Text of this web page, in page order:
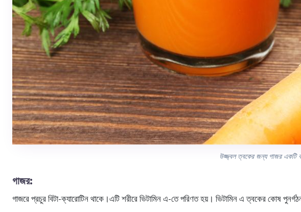
উজ্জ্বল ত্বকের জন্য গাজর একটি
গাজর:
গাজরে প্রচুর বিটা-ক্যারোটিন থাকে।এটি শরীরে ভিটামিন এ-তে পরিণত হয়। ভিটামিন এ ত্বকের কোষ